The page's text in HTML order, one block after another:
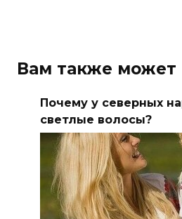
Вам также может
Почему у северных
светлые волосы?